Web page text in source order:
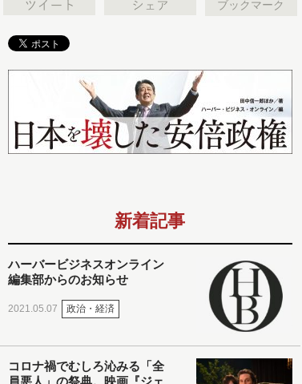
ブックマーク
新着記事
ハーバービジネスオンライン
編集部からのお知らせ
2021.05.07 政治・経済
コロナ禍でむしろ沁みる「全